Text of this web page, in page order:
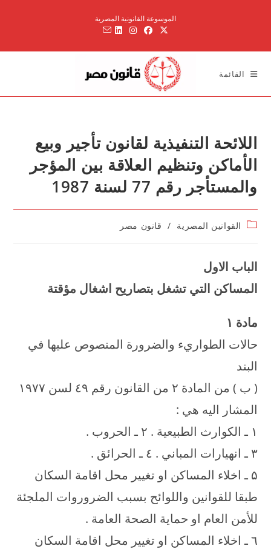
الموسوعة القانونية المصرية
القائمة
اللائحة التنفيذية لقانون تأجير وبيع
الأماكن وتنظيم العلاقة بين المؤجر
والمستأجر رقم 77 لسنة 1987
Postالقوانين المصرية / قانون مصر
الباب الاول
المساكن التي تشغل بتصاريح اشغال مؤقتة
مادة ۱
حالات الطواريء والضرورة المنصوص عليها في
البند
( ب ) من المادة ۲ من القانون رقم ٤۹ لسن ۱۹۷۷
المشار اليه هي :
۱ ـ الكوارث الطبيعية . ۲ ـ الحروب .
۳ ـ انهيارات المباني . ٤ ـ الحرائق .
۵ ـ اخلاء المساكن او تغيير محل اقامة السكان
طبقا للقوانين واللوائح بسبب الضروروات الملجئة
للأمن العام او حماية الصحة العامة .
٦ ـ اخلاء المساكن او تغيير محل اقامة السكان